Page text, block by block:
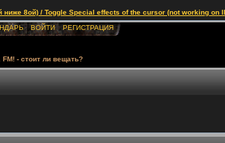
8ой) / Toggle Special effects of the cursor (not working on
ВОЙТИ РЕГИСТРАЦИЯ
FM! - стоит ли вещать?